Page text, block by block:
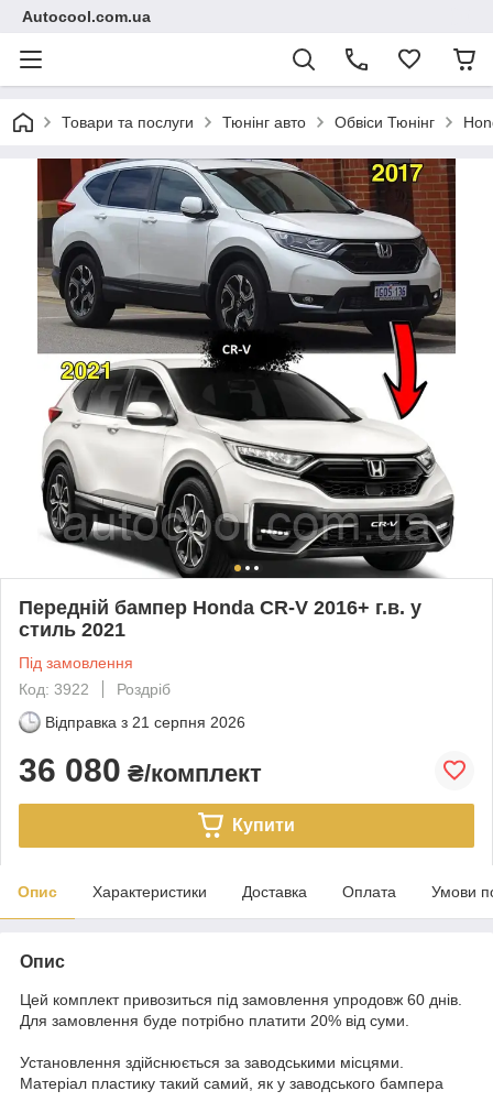
Autocool.com.ua
Товари та послуги Тюнінг авто Обвіси Тюнінг
Передній бампер Honda CR-V 2016+ г.в. у
стиль 2021
Під замовлення
Код: 3922
Роздріб
Відправка з 21 серпня 2026
36 080 ₴/комплект
Купити
Опис Характеристики Доставка Оплата Умови
Опис
Цей комплект привозиться під замовлення упродовж 60 днів.
Для замовлення буде потрібно платити 20% від суми.
Установлення здійснюється за заводськими місцями.
Матеріал пластику такий самий, як у заводського бампера